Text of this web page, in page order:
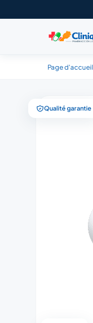
Page d'accueil
Qualité garantie